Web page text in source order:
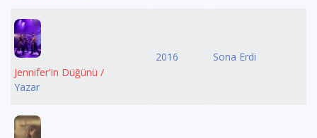
Jennifer'in Düğünü /
Yazar
2016 Sona Erdi